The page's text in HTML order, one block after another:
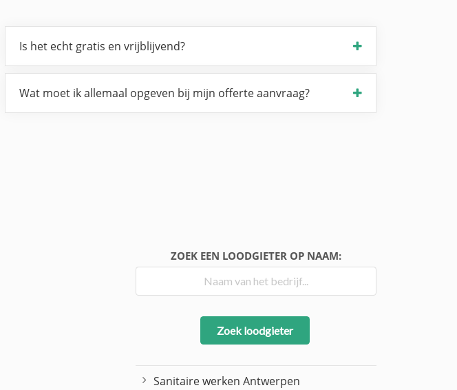
Is het echt gratis en vrijblijvend?
Wat moet ik allemaal opgeven bij mijn offerte aanvraag?
ZOEK EEN LOODGIETER OP NAAM:
Zoek loodgieter
Sanitaire werken Antwerpen